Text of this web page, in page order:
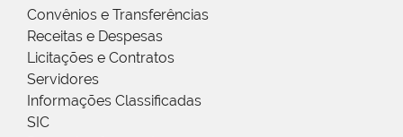
Convênios e Transferências
Receitas e Despesas
Licitações e Contratos
Servidores
Informações Classificadas
SIC